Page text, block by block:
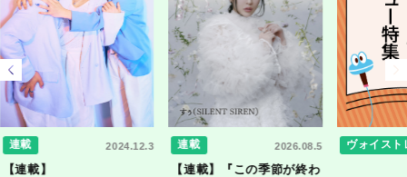
連載 2024.12.3
【連載】
連載 2026.08.5
【連載】『この季節が終わ
ヴォイスト